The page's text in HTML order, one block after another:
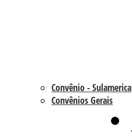
Convênio - Sulamerica
Convênios Gerais